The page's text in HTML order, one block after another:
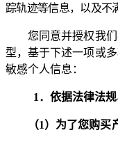
踪轨迹等信息，以及不
您同意并授权我
型，基于下述一项或
敏感个人信息：
1 ．依据法律法
（1）为了您购买